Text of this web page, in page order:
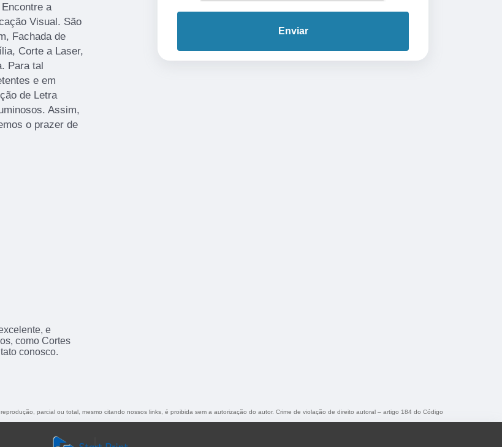
a
Visual. São
Fachada de
Corte a Laser,
Para tal
e em
de Letra
Assim,
o prazer de
e
como Cortes
conosco.
Enviar
parcial ou total, mesmo citando nossos links, é proibida sem a autorização do autor. Crime de violação de direito autoral – artigo 184 do Código